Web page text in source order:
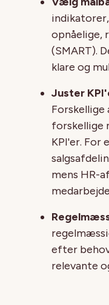
opnåelige,
(SMART).
klare og
Juster
Forskellige
forskellige
KPI'er. For
mens HR-
efter
relevante